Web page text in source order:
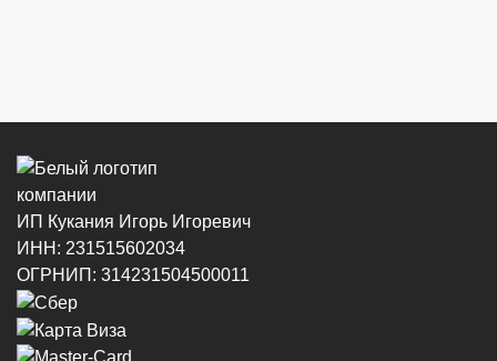
ИП Кукания Игорь Игоревич
ИНН: 231515602034
ОГРНИП: 314231504500011